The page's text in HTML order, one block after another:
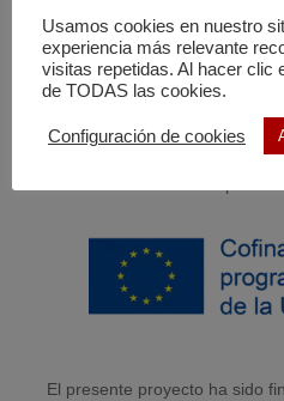
Universidad de Sevilla –
Asociación
Tecnológico del
El presente proyecto ha sido
Usamos cookies en nuestro
experiencia más relevante
visitas repetidas. Al hacer clic
de TODAS las cookies.
Configuración de cookies